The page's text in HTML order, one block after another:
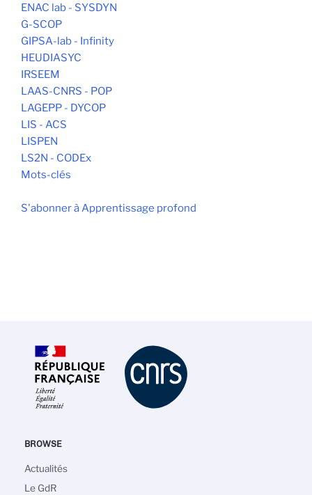
ENAC lab - SYSDYN
G-SCOP
GIPSA-lab - Infinity
HEUDIASYC
IRSEEM
LAAS-CNRS - POP
LAGEPP - DYCOP
LIS - ACS
LISPEN
LS2N - CODEx
Mots-clés
S'abonner à Apprentissage profond
BROWSE
Navigation
principale
Actualités
Le GdR